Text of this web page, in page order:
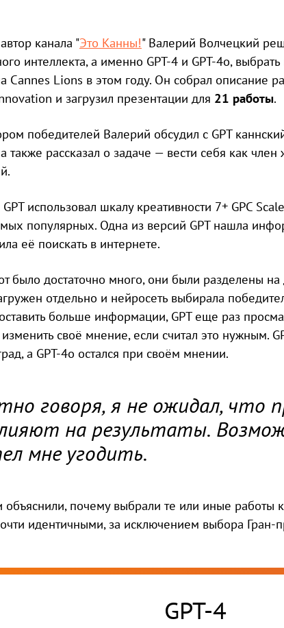
канала "Это Канны!" Валерий Волчецкий
интеллекта, а именно GPT-4 и GPT-4o,
Cannes Lions в этом году. Он собрал описание
и загрузил презентации для 21 работы.
победителей Валерий обсудил с GPT
также рассказал о задаче — вести себя как
использовал шкалу креативности 7+ GPC
популярных. Одна из версий GPT нашла
её поискать в интернете.
было достаточно много, они были разделены
отдельно и нейросеть выбирала
больше информации, GPT еще раз
своё мнение, если считал это нужным.
а GPT-4o остался при своём мнении.
говоря, я не ожидал, что
на результаты.
мне угодить.
почему выбрали те или иные работы
идентичными, за исключением выбора Гран-
GPT-4